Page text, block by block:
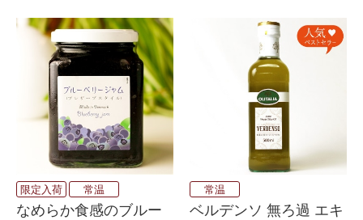
限定入荷 常温
なめらか食感のブルー
常温
ベルデンソ 無ろ過 エキ